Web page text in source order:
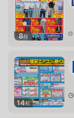
8枚
14枚